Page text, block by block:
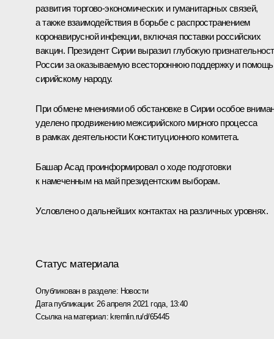
развития торгово-экономических и гуманитарных связей,
а также взаимодействия в борьбе с распространением
коронавирусной инфекции, включая поставки российских
вакцин. Президент Сирии выразил глубокую
России за оказываемую всестороннюю поддержку и помощь
сирийскому народу.
При обмене мнениями об обстановке в Сирии особое
уделено продвижению межсирийского мирного процесса
в рамках деятельности Конституционного комитета.
Башар Асад проинформировал о ходе подготовки
к намеченным на май президентским выборам.
Условлено о дальнейших контактах на различных уровнях.
Статус материала
Опубликован в разделе: Новости
Дата публикации: 26 апреля 2021 года, 13:40
Ссылка на материал: kremlin.ru/d/65445